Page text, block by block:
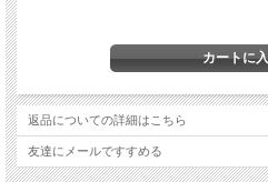
返品についての詳細はこちら
友達にメールですすめる